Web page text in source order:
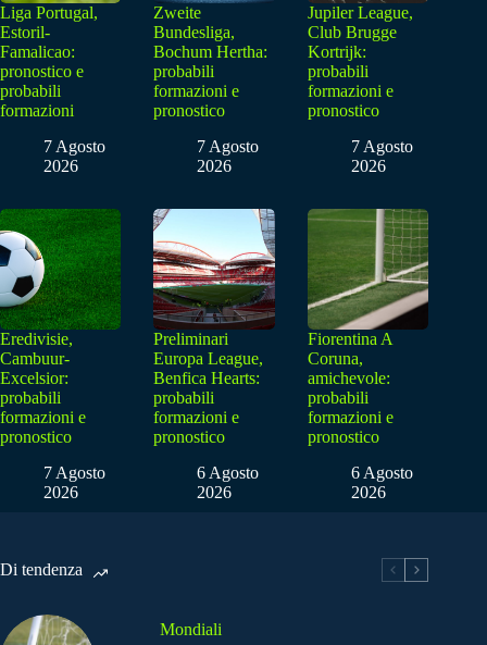
Liga Portugal,
Estoril-
Famalicao:
pronostico e
probabili
formazioni
7 Agosto
2026
Zweite
Bundesliga,
Bochum Hertha:
probabili
formazioni e
pronostico
7 Agosto
2026
Jupiler League,
Club Brugge
Kortrijk:
probabili
formazioni e
pronostico
7 Agosto
2026
Eredivisie,
Cambuur-
Excelsior:
probabili
formazioni e
pronostico
7 Agosto
2026
Preliminari
Europa League,
Benfica Hearts:
probabili
formazioni e
pronostico
6 Agosto
2026
Fiorentina A
Coruna,
amichevole:
probabili
formazioni e
pronostico
6 Agosto
2026
Di tendenza
Mondiali